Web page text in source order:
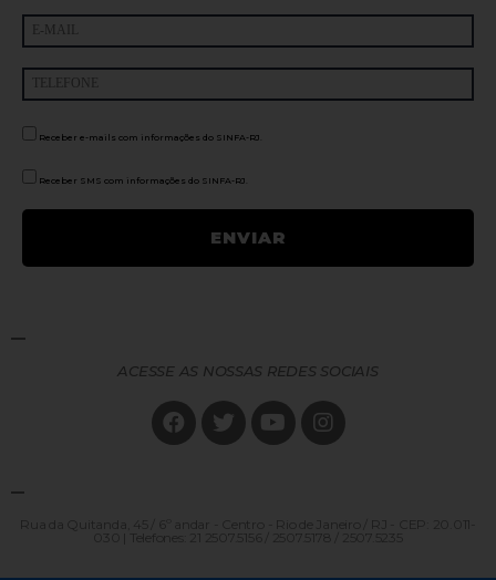
Receber e-mails com informações do SINFA-RJ.
Receber SMS com informações do SINFA-RJ.
ACESSE AS NOSSAS REDES SOCIAIS
Rua da Quitanda, 45 / 6º andar - Centro - Rio de Janeiro / RJ - CEP: 20.011-
030 | Telefones: 21 2507.5156 / 2507.5178 / 2507.5235